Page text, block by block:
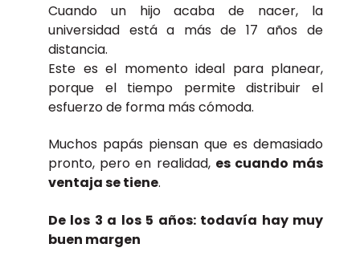
Cuando un hijo acaba de nacer, la
universidad está a más de 17 años de
distancia.
Este es el momento ideal para planear,
porque el tiempo permite distribuir el
esfuerzo de forma más cómoda.
Muchos papás piensan que es demasiado
pronto, pero en realidad, es cuando más
ventaja se tiene.
De los 3 a los 5 años: todavía hay muy
buen margen